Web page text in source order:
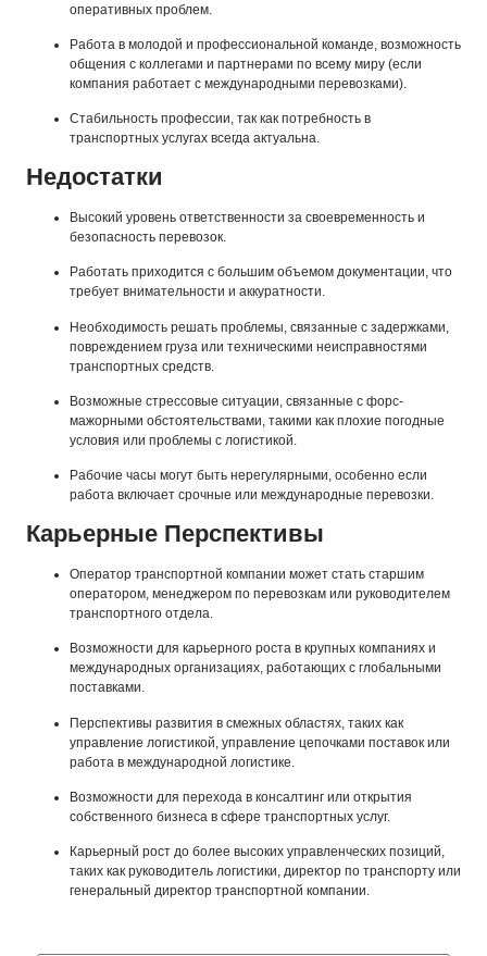
оперативных проблем.
Работа в молодой и профессиональной команде, возможность
общения с коллегами и партнерами по всему миру (если
компания работает с международными перевозками).
Стабильность профессии, так как потребность в
транспортных услугах всегда актуальна.
Недостатки
Высокий уровень ответственности за своевременность и
безопасность перевозок.
Работать приходится с большим объемом документации, что
требует внимательности и аккуратности.
Необходимость решать проблемы, связанные с задержками,
повреждением груза или техническими неисправностями
транспортных средств.
Возможные стрессовые ситуации, связанные с форс-
мажорными обстоятельствами, такими как плохие погодные
условия или проблемы с логистикой.
Рабочие часы могут быть нерегулярными, особенно если
работа включает срочные или международные перевозки.
Карьерные Перспективы
Оператор транспортной компании может стать старшим
оператором, менеджером по перевозкам или руководителем
транспортного отдела.
Возможности для карьерного роста в крупных компаниях и
международных организациях, работающих с глобальными
поставками.
Перспективы развития в смежных областях, таких как
управление логистикой, управление цепочками поставок или
работа в международной логистике.
Возможности для перехода в консалтинг или открытия
собственного бизнеса в сфере транспортных услуг.
Карьерный рост до более высоких управленческих позиций,
таких как руководитель логистики, директор по транспорту или
генеральный директор транспортной компании.